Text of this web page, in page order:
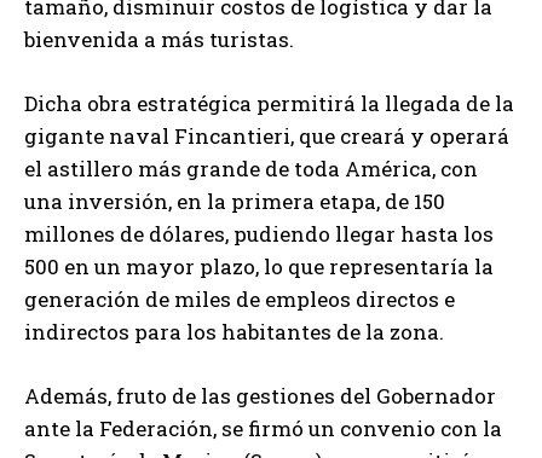
tamaño, disminuir costos de logística y dar la
bienvenida a más turistas.
Dicha obra estratégica permitirá la llegada de la
gigante naval Fincantieri, que creará y operará
el astillero más grande de toda América, con
una inversión, en la primera etapa, de 150
millones de dólares, pudiendo llegar hasta los
500 en un mayor plazo, lo que representaría la
generación de miles de empleos directos e
indirectos para los habitantes de la zona.
Además, fruto de las gestiones del Gobernador
ante la Federación, se firmó un convenio con la